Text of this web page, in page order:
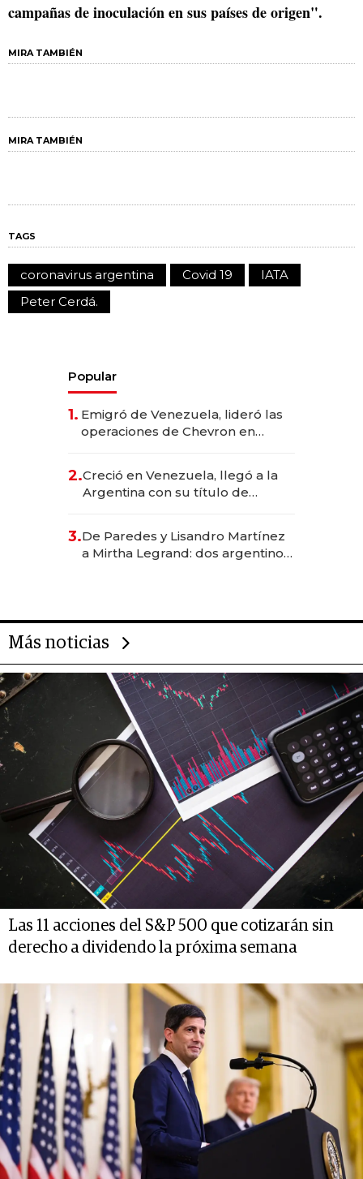
campañas de inoculación en sus países de origen".
MIRA TAMBIÉN
MIRA TAMBIÉN
TAGS
coronavirus argentina Covid 19
IATA
Peter Cerdá.
Popular
1. Emigró de Venezuela, lideró las
operaciones de Chevron en
2.Creció en Venezuela, llegó a la
Argentina con su título de
las marcas "fast premium"
3.De Paredes y Lisandro Martínez
a Mirtha Legrand: dos argentinos
Más noticias
Las 11 acciones del S&P 500 que cotizarán sin
derecho a dividendo la próxima semana